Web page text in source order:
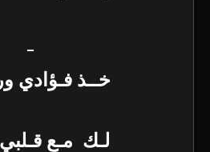
_
خــذ فـؤادي
لـك مـع